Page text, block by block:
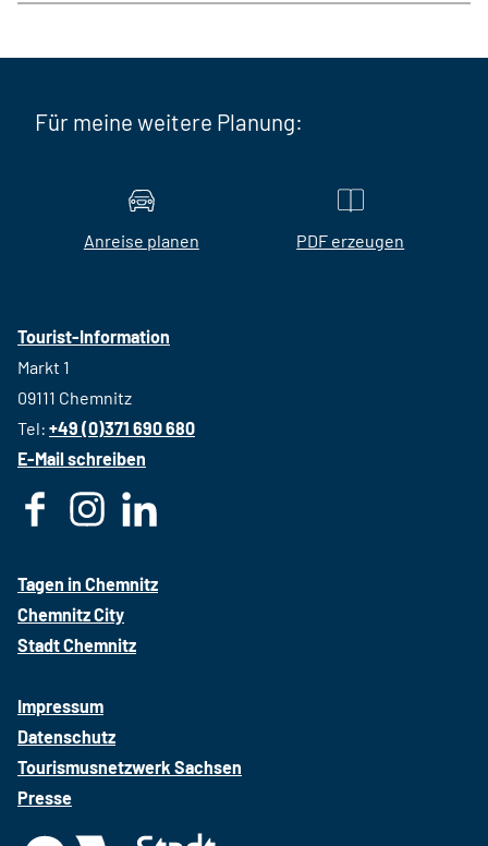
Für meine weitere Planung:
Anreise planen PDF erzeugen
Tourist-Information
Markt 1
09111 Chemnitz
Tel: +49 (0)371 690 680
E-Mail schreiben
e
b
o
k
t
a
g
m
k
Tagen in Chemnitz
Chemnitz City
Stadt Chemnitz
Impressum
Datenschutz
Tourismusnetzwerk Sachsen
Presse